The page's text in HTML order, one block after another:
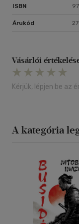
ISBN
Árukód
Vásárlói
Kérjük, lépjen be az
A kategória